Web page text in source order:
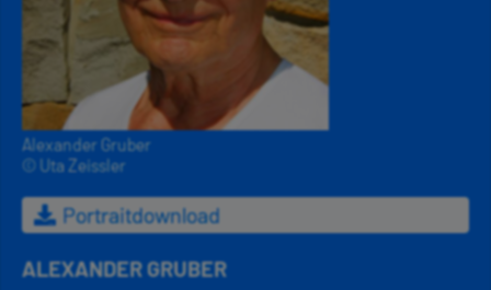
Alexander Gruber
© Uta Zeissler
Portraitdownload
ALEXANDER GRUBER